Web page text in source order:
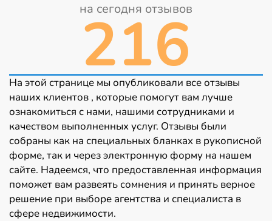
на сегодня отзывов
216
На этой странице мы опубликовали все отзывы
наших клиентов , которые помогут вам лучше
ознакомиться с нами, нашими сотрудниками и
качеством выполненных услуг. Отзывы были
собраны как на специальных бланках в рукописной
форме, так и через электронную форму на нашем
сайте. Надеемся, что предоставленная информация
поможет вам развеять сомнения и принять верное
решение при выборе агентства и специалиста в
сфере недвижимости.